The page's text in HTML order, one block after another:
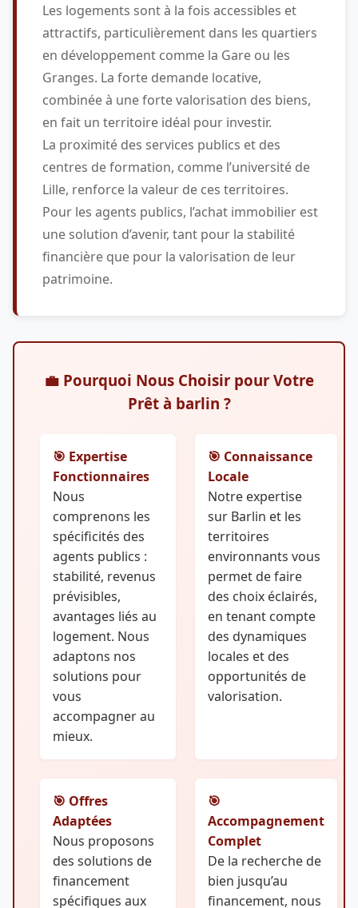
Les logements sont à la fois accessibles et
attractifs, particulièrement dans les quartiers
en développement comme la Gare ou les
Granges. La forte demande locative,
combinée à une forte valorisation des biens,
en fait un territoire idéal pour investir.
La proximité des services publics et des
centres de formation, comme l’université de
Lille, renforce la valeur de ces territoires.
Pour les agents publics, l’achat immobilier est
une solution d’avenir, tant pour la stabilité
financière que pour la valorisation de leur
patrimoine.
💼 Pourquoi Nous Choisir pour Votre
Prêt à barlin ?
🎯 Expertise
Fonctionnaires
Nous
comprenons les
spécificités des
agents publics :
stabilité, revenus
prévisibles,
avantages liés au
logement. Nous
adaptons nos
solutions pour
vous
accompagner au
mieux.
🎯 Connaissance
Locale
Notre expertise
sur Barlin et les
territoires
environnants vous
permet de faire
des choix éclairés,
en tenant compte
des dynamiques
locales et des
opportunités de
valorisation.
🎯 Offres
Adaptées
Nous proposons
des solutions de
financement
spécifiques aux
🎯
Accompagnement
Complet
De la recherche de
bien jusqu’au
financement, nous